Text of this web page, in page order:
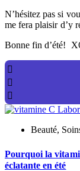
N’hésitez pas si
me fera plaisir d’y
Bonne fin d’été!
Beauté,
Pourquoi la
éclatante en été